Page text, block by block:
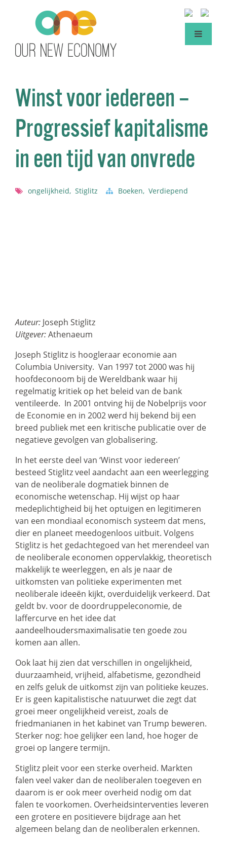
Winst voor iedereen –
Progressief kapitalisme
in een tijd van onvrede
ongelijkheid, Stiglitz Boeken, Verdiepend
Auteur: Joseph Stiglitz
Uitgever:Athenaeum
Joseph Stiglitz is hoogleraar economie aan
Columbia University. Van 1997 tot 2000 was hij
hoofdeconoom bij de Wereldbank waar hij
regelmatig kritiek op het beleid van de bank
ventileerde. In 2001 ontving hij de Nobelprijs voor
de Economie en in 2002 werd hij bekend bij een
breed publiek met een kritische publicatie over de
negatieve gevolgen van globalisering.
In het eerste deel van ‘Winst voor iedereen’
besteed Stiglitz veel aandacht aan een weerlegging
van de neoliberale dogmatiek binnen de
economische wetenschap. Hij wijst op haar
medeplichtigheid bij het optuigen en legitimeren
van een mondiaal economisch systeem dat mens,
dier en planeet meedogenloos uitbuit. Volgens
Stiglitz is het gedachtegoed van het merendeel van
de neoliberale economen oppervlakkig, theoretisch
makkelijk te weerleggen, en als je naar de
uitkomsten van politieke experimenten met
neoliberale ideeën kijkt, overduidelijk verkeerd. Dat
geldt bv. voor de doordruppeleconomie, de
laffercurve en het idee dat
aandeelhoudersmaximalisatie ten goede zou
komen aan allen.
Ook laat hij zien dat verschillen in ongelijkheid,
duurzaamheid, vrijheid, alfabetisme, gezondheid
en zelfs geluk de uitkomst zijn van politieke keuzes.
Er is geen kapitalistische natuurwet die zegt dat
groei meer ongelijkheid vereist, zoals de
friedmanianen in het kabinet van Trump beweren.
Sterker nog: hoe gelijker een land, hoe hoger de
groei op langere termijn.
Stiglitz pleit voor een sterke overheid. Markten
falen veel vaker dan de neoliberalen toegeven en
daarom is er ook meer overheid nodig om dat
falen te voorkomen. Overheidsinterventies leveren
een grotere en positievere bijdrage aan het
algemeen belang dan de neoliberalen erkennen.